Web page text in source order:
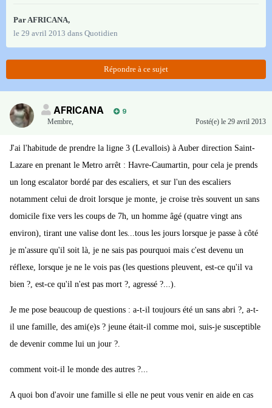
ParAFRICANA,
le 29 avril 2013 dans Quotidien
Répondre à ce sujet
AFRICANA
9
Membre, Posté(e) le 29 avril 2013
J'ai l'habitude de prendre la ligne 3 (Levallois) à Auber direction Saint-
Lazare en prenant le Metro arrêt : Havre-Caumartin, pour cela je prends
un long escalator bordé par des escaliers, et sur l'un des escaliers
notamment celui de droit lorsque je monte, je croise très souvent un sans
domicile fixe vers les coups de 7h, un homme âgé (quatre vingt ans
environ), tirant une valise dont les...tous les jours lorsque je passe à côté
je m'assure qu'il soit là, je ne sais pas pourquoi mais c'est devenu un
réflexe, lorsque je ne le vois pas (les questions pleuvent, est-ce qu'il va
bien ?, est-ce qu'il n'est pas mort ?, agressé ?...).
Je me pose beaucoup de questions : a-t-il toujours été un sans abri ?, a-t-
il une famille, des ami(e)s ? jeune était-il comme moi, suis-je susceptible
de devenir comme lui un jour ?.
comment voit-il le monde des autres ?...
A quoi bon d'avoir une famille si elle ne peut vous venir en aide en cas